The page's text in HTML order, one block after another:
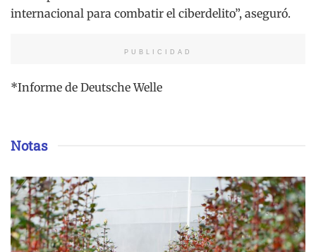
internacional para combatir el ciberdelito”, aseguró.
PUBLICIDAD
*Informe de Deutsche Welle
Notas